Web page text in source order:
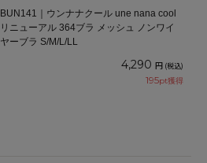
BUN141｜ウンナナクール une nana cool
リニューアル 364ブラ メッシュ ノンワイ
ヤーブラ S/M/L/LL
4,290 円 (税込)
195pt獲得